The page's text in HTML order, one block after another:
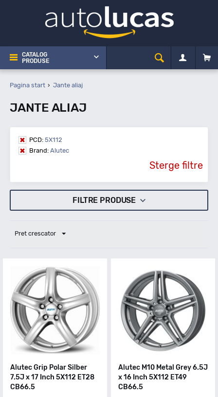
CATALOG
PRODUSE
Pagina start Jante aliaj
JANTE ALIAJ
PCD: 5X112
Brand: Alutec
Sterge filtre
FILTRE PRODUSE
Pret crescator
Alutec Grip Polar Silber
7.5J x 17 Inch 5X112 ET28
CB66.5
Alutec M10 Metal Grey 6.5J
x 16 Inch 5X112 ET49
CB66.5